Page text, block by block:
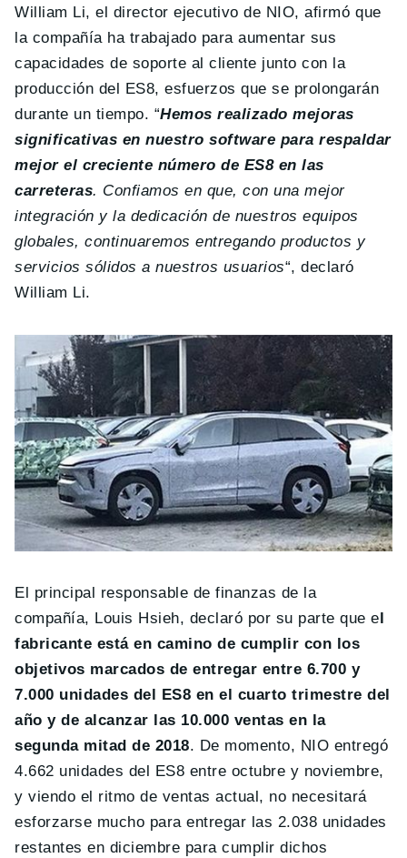
William Li, el director ejecutivo de NIO, afirmó que
la compañía ha trabajado para aumentar sus
capacidades de soporte al cliente junto con la
producción del ES8, esfuerzos que se prolongarán
durante un tiempo. “Hemos realizado mejoras
significativas en nuestro software para respaldar
mejor el creciente número de ES8 en las
carreteras. Confiamos en que, con una mejor
integración y la dedicación de nuestros equipos
globales, continuaremos entregando productos y
servicios sólidos a nuestros usuarios“, declaró
William Li.
El principal responsable de finanzas de la
compañía, Louis Hsieh, declaró por su parte que el
fabricante está en camino de cumplir con los
objetivos marcados de entregar entre 6.700 y
7.000 unidades del ES8 en el cuarto trimestre del
año y de alcanzar las 10.000 ventas en la
segunda mitad de 2018. De momento, NIO entregó
4.662 unidades del ES8 entre octubre y noviembre,
y viendo el ritmo de ventas actual, no necesitará
esforzarse mucho para entregar las 2.038 unidades
restantes en diciembre para cumplir dichos